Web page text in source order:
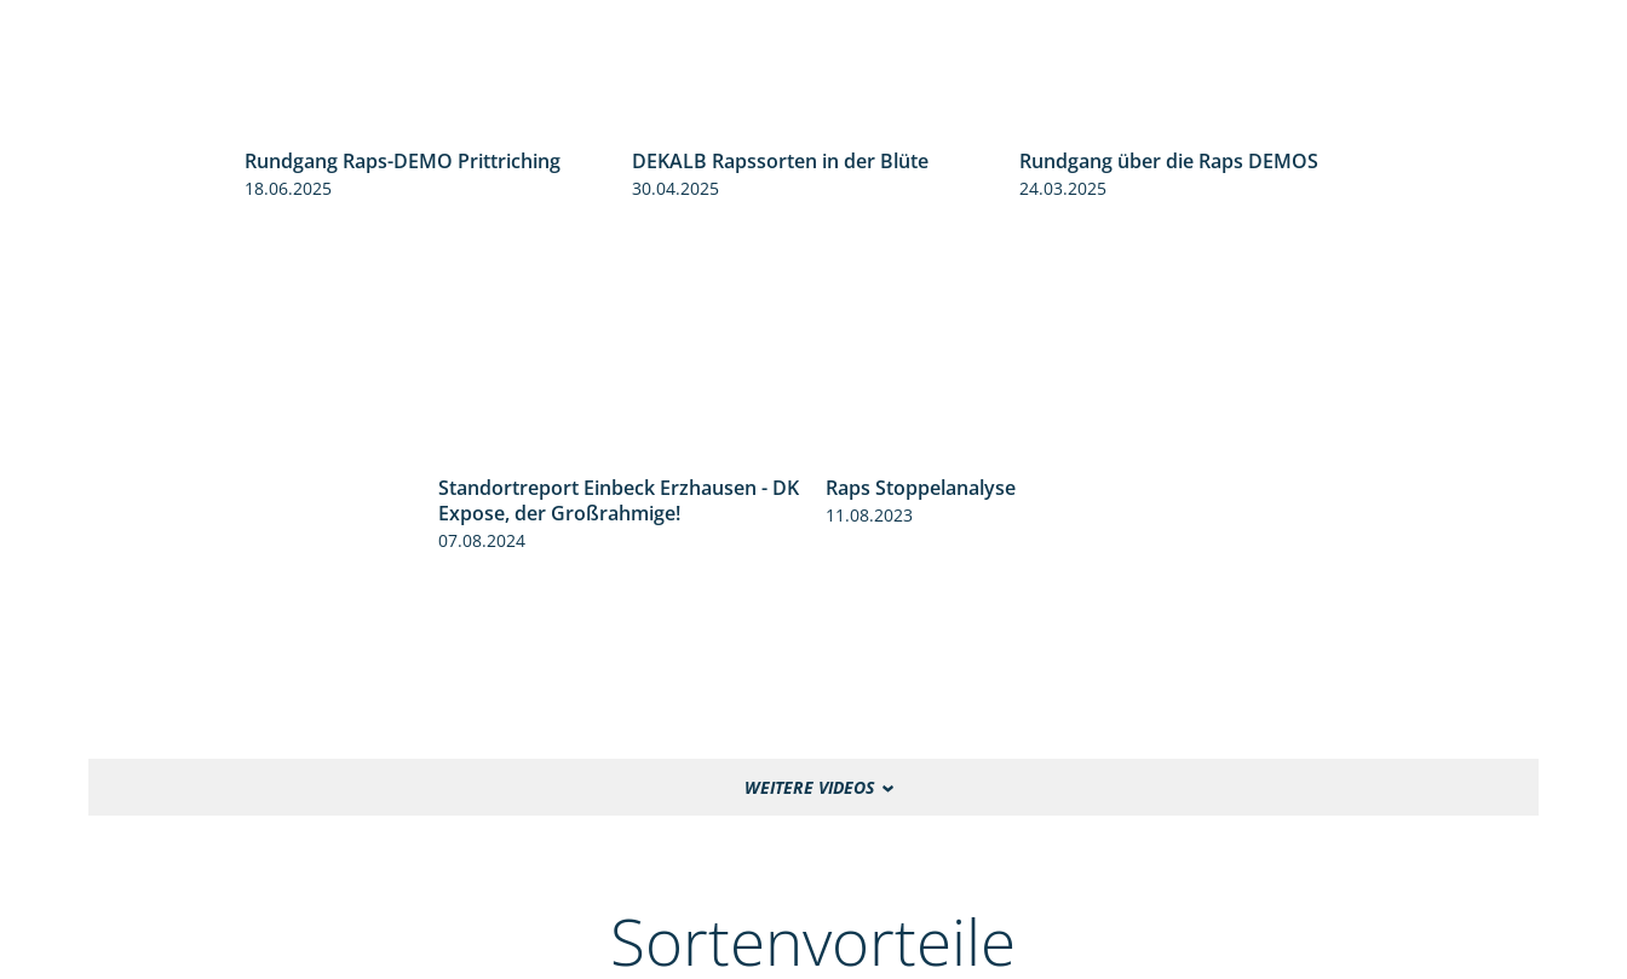
5:34
Rundgang Raps-DEMO Prittriching
18.06.2025
DEKALB Rapssorten in der Blüte
30.04.2025
Rundgang über die Raps DEMOS
24.03.2025
Standortreport Einbeck Erzhausen - DK
Expose, der Großrahmige!
07.08.2024
Raps Stoppelanalyse
11.08.2023
WEITERE VIDEOS
Sortenvorteile